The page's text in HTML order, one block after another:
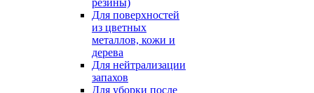
резины)
Для поверхностей
из цветных
металлов, кожи и
дерева
Для нейтрализации
запахов
Для уборки после